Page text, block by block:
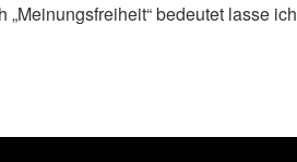
bedeutet lasse ich